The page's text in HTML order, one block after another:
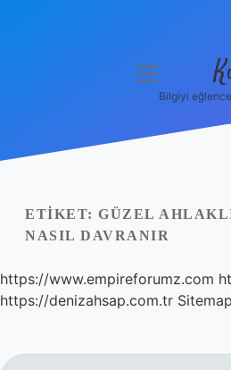
Yasal Uyarı
Hakkımızda
menüyü
Bilgiyi
ETIKET: GÜZEL
NASIL DAVRANIR
https://www.empireforumz.com
https://denizahsap.com.tr Sitemap